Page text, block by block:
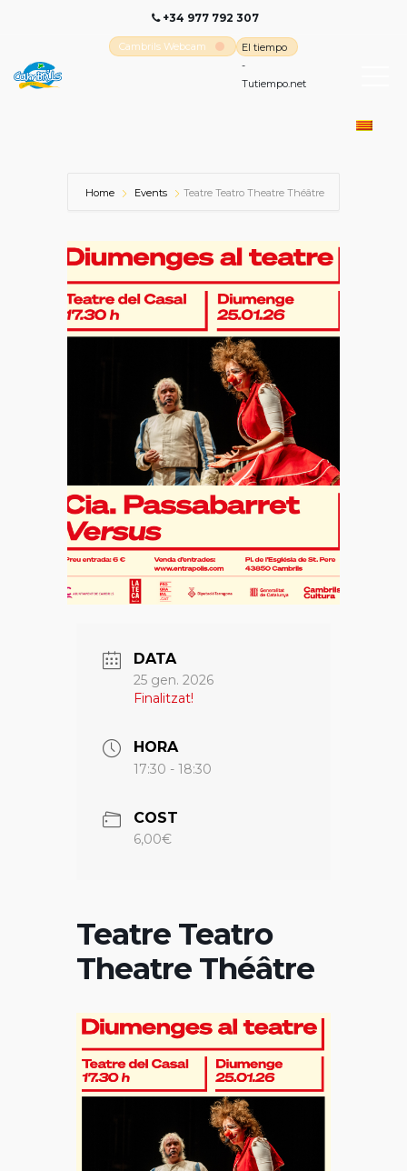
+34 977 792 307
Cambrils Webcam
El tiempo
-
Tutiempo.net
Home Events Teatre Teatro Theatre Théâtre
DATA
25 gen. 2026
Finalitzat!
HORA
17:30 - 18:30
COST
6,00€
Teatre Teatro
Theatre Théâtre